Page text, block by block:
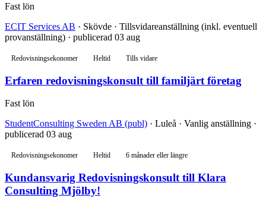
Fast lön
ECIT Services AB · Skövde · Tillsvidareanställning (inkl. eventuell
provanställning) · publicerad 03 aug
Redovisningsekonomer Heltid Tills vidare
Erfaren redovisningskonsult till familjärt företag
Fast lön
StudentConsulting Sweden AB (publ) · Luleå · Vanlig anställning ·
publicerad 03 aug
Redovisningsekonomer Heltid 6 månader eller längre
Kundansvarig Redovisningskonsult till Klara
Consulting Mjölby!